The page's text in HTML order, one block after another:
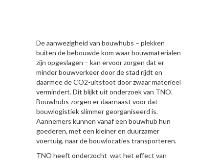
De aanwezigheid van bouwhubs – plekken
buiten de bebouwde kom waar bouwmaterialen
zijn opgeslagen – kan ervoor zorgen dat er
minder bouwverkeer door de stad rijdt en
daarmee de CO2-uitstoot door zwaar materieel
vermindert. Dit blijkt uit onderzoek van TNO.
Bouwhubs zorgen er daarnaast voor dat
bouwlogistiek slimmer georganiseerd is.
Aannemers kunnen vanaf een bouwhub hun
goederen, met een kleiner en duurzamer
voertuig, naar de bouwlocaties transporteren.
TNO heeft onderzocht wat het effect van